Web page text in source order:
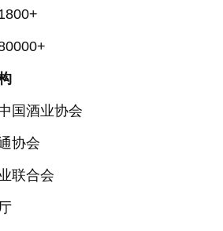
国酒业协会
协会
联合会